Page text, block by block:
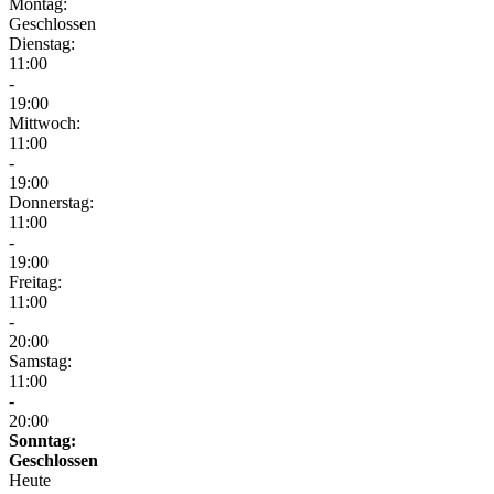
Geschlossen
Dienstag:
11:00
-
19:00
Mittwoch:
11:00
-
19:00
Donnerstag:
11:00
-
19:00
Freitag:
11:00
-
20:00
Samstag:
11:00
-
20:00
Sonntag:
Geschlossen
Heute